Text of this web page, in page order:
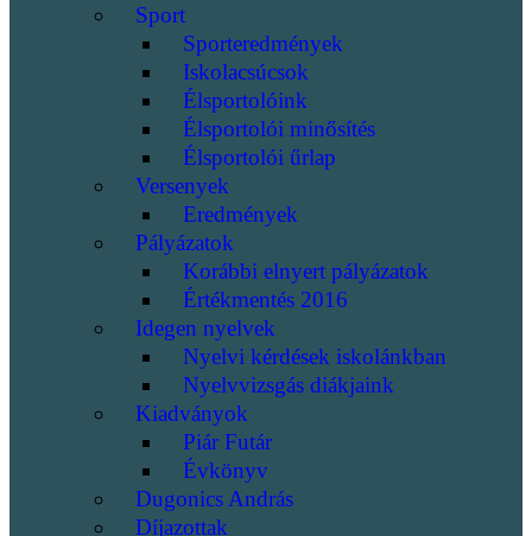
Sport
Sporteredmények
Iskolacsúcsok
Élsportolóink
Élsportolói minősítés
Élsportolói űrlap
Versenyek
Eredmények
Pályázatok
Korábbi elnyert pályázatok
Értékmentés 2016
Idegen nyelvek
Nyelvi kérdések iskolánkban
Nyelvvizsgás diákjaink
Kiadványok
Piár Futár
Évkönyv
Dugonics András
Díjazottak